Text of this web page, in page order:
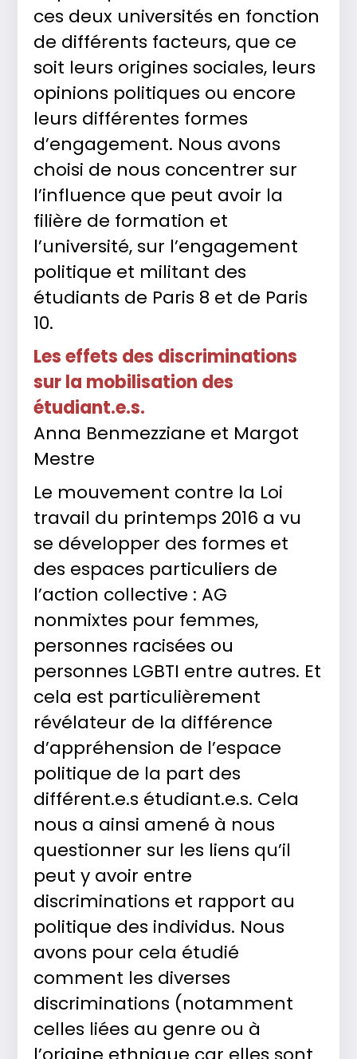
ces deux universités en fonction
de différents facteurs, que ce
soit leurs origines sociales, leurs
opinions politiques ou encore
leurs différentes formes
d’engagement. Nous avons
choisi de nous concentrer sur
l’influence que peut avoir la
filière de formation et
l’université, sur l’engagement
politique et militant des
étudiants de Paris 8 et de Paris
10.
Les effets des discriminations
sur la mobilisation des
étudiant.e.s.
Anna Benmezziane et Margot
Mestre
Le mouvement contre la Loi
travail du printemps 2016 a vu
se développer des formes et
des espaces particuliers de
l’action collective : AG
nonmixtes pour femmes,
personnes racisées ou
personnes LGBTI entre autres. Et
cela est particulièrement
révélateur de la différence
d’appréhension de l’espace
politique de la part des
différent.e.s étudiant.e.s. Cela
nous a ainsi amené à nous
questionner sur les liens qu’il
peut y avoir entre
discriminations et rapport au
politique des individus. Nous
avons pour cela étudié
comment les diverses
discriminations (notamment
celles liées au genre ou à